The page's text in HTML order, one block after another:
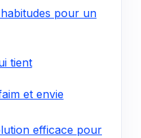
pour un
tient
et envie
efficace pour